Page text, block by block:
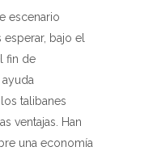
escenario
bajo el
fin de
talibanes
ventajas. Han
una economía